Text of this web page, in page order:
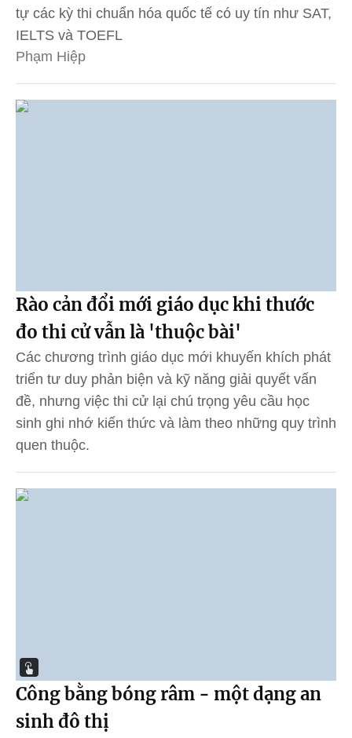
tự các kỳ thi chuẩn hóa quốc tế có uy tín như SAT,
IELTS và TOEFL
Phạm Hiệp
Rào cản đổi mới giáo dục khi thước
đo thi cử vẫn là 'thuộc bài'
Các chương trình giáo dục mới khuyến khích phát
triển tư duy phản biện và kỹ năng giải quyết vấn
đề, nhưng việc thi cử lại chú trọng yêu cầu học
sinh ghi nhớ kiến thức và làm theo những quy trình
quen thuộc.
Công bằng bóng râm - một dạng an
sinh đô thị